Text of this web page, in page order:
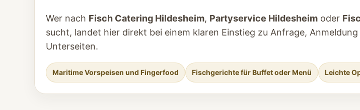
Wer nach Fisch Catering Hildesheim, Partyservice Hildesheim oder
sucht, landet hier direkt bei einem klaren Einstieg zu Anfrage,
Unterseiten.
Maritime Vorspeisen und Fingerfood Fischgerichte für Buffet oder Menü Leichte